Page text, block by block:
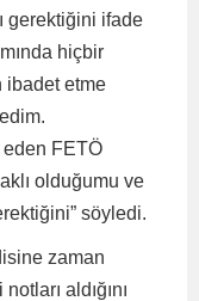
gerektiğini ifade
hiçbir
ibadet etme
eden FETÖ
olduğumu ve
söyledi.
zaman
aldığını